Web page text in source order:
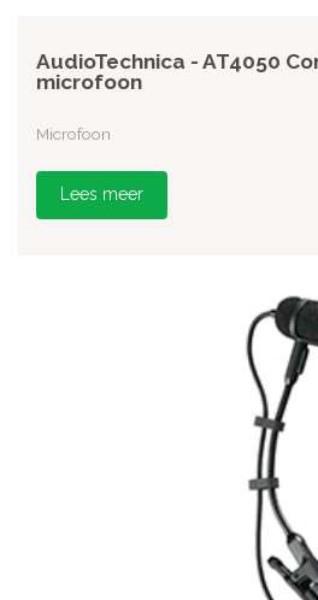
AudioTechnica - AT4050
microfoon
Microfoon
Lees meer